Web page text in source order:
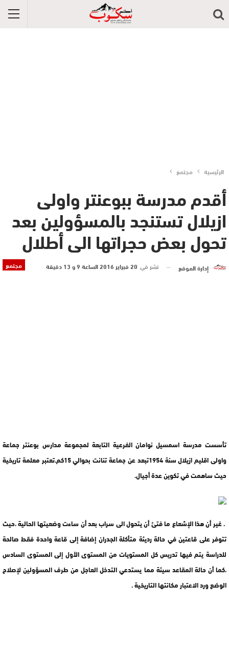
الرئيسية مجتمع
أقدم مدرسة ببوعنتر واولى
ازيلال تستنجد بالمسؤولين بعد
تحول بعض حجراتها الى أطلال
مجتمع إدارة الموقع نشر في 20 فبراير 2016 الساعة 9 و 13 دقيقة
تأسست مدرسة اسمسيل نوامان الفرعية التابعة لمجموعة مدارس بوعنتر جماعة
واولى اقليم ازيلال سنة 1954تبعد عن جماعة تنانت بحوالي 15كم.تعتبر معلمة تاريخية
حيث ساهمت في تكوين عدة أجيال.
. غير أن هذا الإشعاع ما فتئ أن يتحول الى سراب بعد أن ساءت وضعيتها الحالية ،حيث
تتوفر على قاعتين في حالة رديئة متأكلة الجدران إضافة إلى قاعة واحدة فقط صالحة
للدراسة يتم فيها تدريس كل المستويات من المستوى الأول إلى المستوى السادس
،كما أن حالة المقاعد سيئة مما يستدعي التدخل العاجل من طرف المسؤولين لإصلاح
الوضع ورد الاعتبار مكانتها التاريخية .